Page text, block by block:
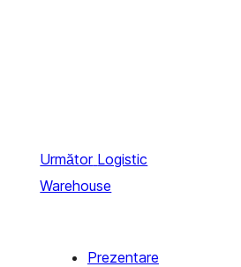
Următor Logistic
Warehouse
Prezentare